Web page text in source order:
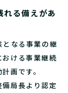
る備えがあ
なる事業の継
ける事業継続
画です。
局長より認定